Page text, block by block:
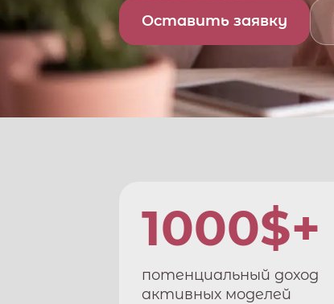
Оставить заявку
1000$+
потенциальный доход
активных моделей